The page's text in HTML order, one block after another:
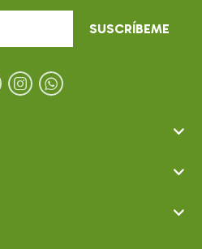
SUSCRÍBEME
 